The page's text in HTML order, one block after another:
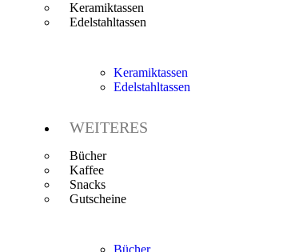
Keramiktassen
Edelstahltassen
Keramiktassen
Edelstahltassen
WEITERES
Bücher
Kaffee
Snacks
Gutscheine
Bücher